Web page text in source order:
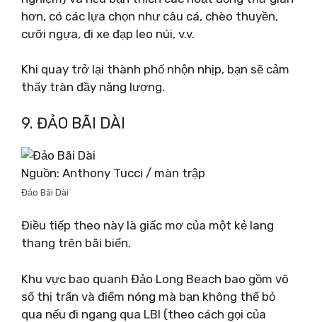
hơn, có các lựa chọn như câu cá, chèo thuyền,
cưỡi ngựa, đi xe đạp leo núi, v.v.
Khi quay trở lại thành phố nhộn nhịp, bạn sẽ cảm
thấy tràn đầy năng lượng.
9. ĐẢO BÃI DÀI
Nguồn: Anthony Tucci / màn trập
Đảo Bãi Dài
Điều tiếp theo này là giấc mơ của một kẻ lang
thang trên bãi biển.
Khu vực bao quanh Đảo Long Beach bao gồm vô
số thị trấn và điểm nóng mà bạn không thể bỏ
qua nếu đi ngang qua LBI (theo cách gọi của